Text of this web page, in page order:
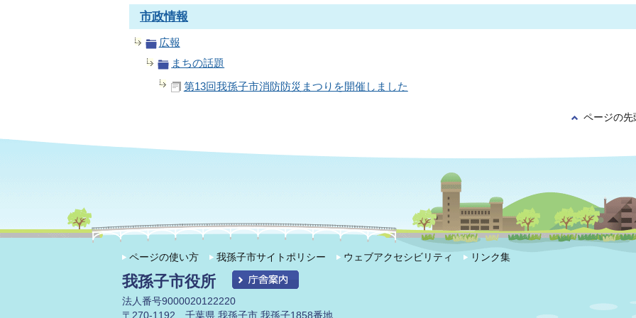
市政情報
広報
まちの話題
第13回我孫子市消防防災まつりを開催しました
ページの先
ページの使い方 我孫子市サイトポリシー ウェブアクセシビリティ リンク集
我孫子市役所
法人番号9000020122220
〒270-1192 千葉県 我孫子市 我孫子1858番地